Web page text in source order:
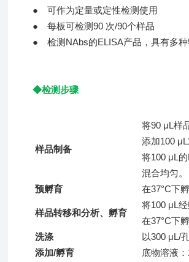
●可作为定量或定性检测使用
●每板可检测90 次/90个样品
●检测NAbs的ELISA产品，具有多
◆检测步骤
样品制备
将90 μL样
添加100
将100 μL
混合均匀。
预孵育
在37°C下
样品转移和分析、孵育
将100 μL
在37°C下
洗涤
以300 μL/
添加/孵育
底物溶液：